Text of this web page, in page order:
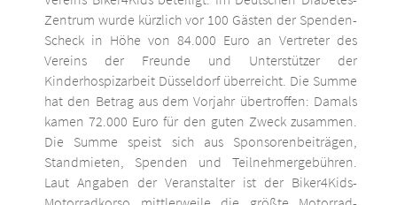
Zentrum wurde kürzlich vor 100 Gästen der Spenden-
Scheck in Höhe von 84.000 Euro an Vertreter des
Vereins der Freunde und Unterstützer der
Kinderhospizarbeit Düsseldorf überreicht. Die Summe
hat den Betrag aus dem Vorjahr übertroffen: Damals
kamen 72.000 Euro für den guten Zweck zusammen.
Die Summe speist sich aus Sponsorenbeiträgen,
Standmieten, Spenden und Teilnehmergebühren.
Laut Angaben der Veranstalter ist der Biker4Kids-